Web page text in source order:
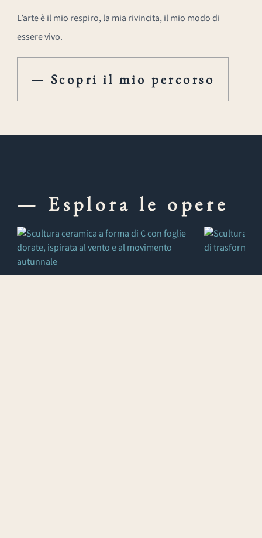
L’arte è il mio respiro, la mia rivincita, il mio modo di
essere vivo.
— Scopri il mio percorso
— Esplora le opere